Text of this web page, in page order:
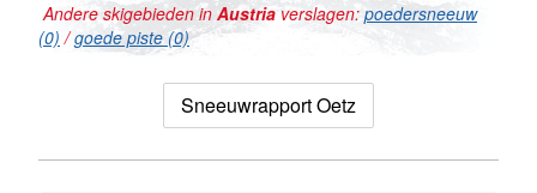
Andere skigebieden inAustria verslagen: poedersneeuw
(0) /goede piste (0)
Sneeuwrapport Oetz